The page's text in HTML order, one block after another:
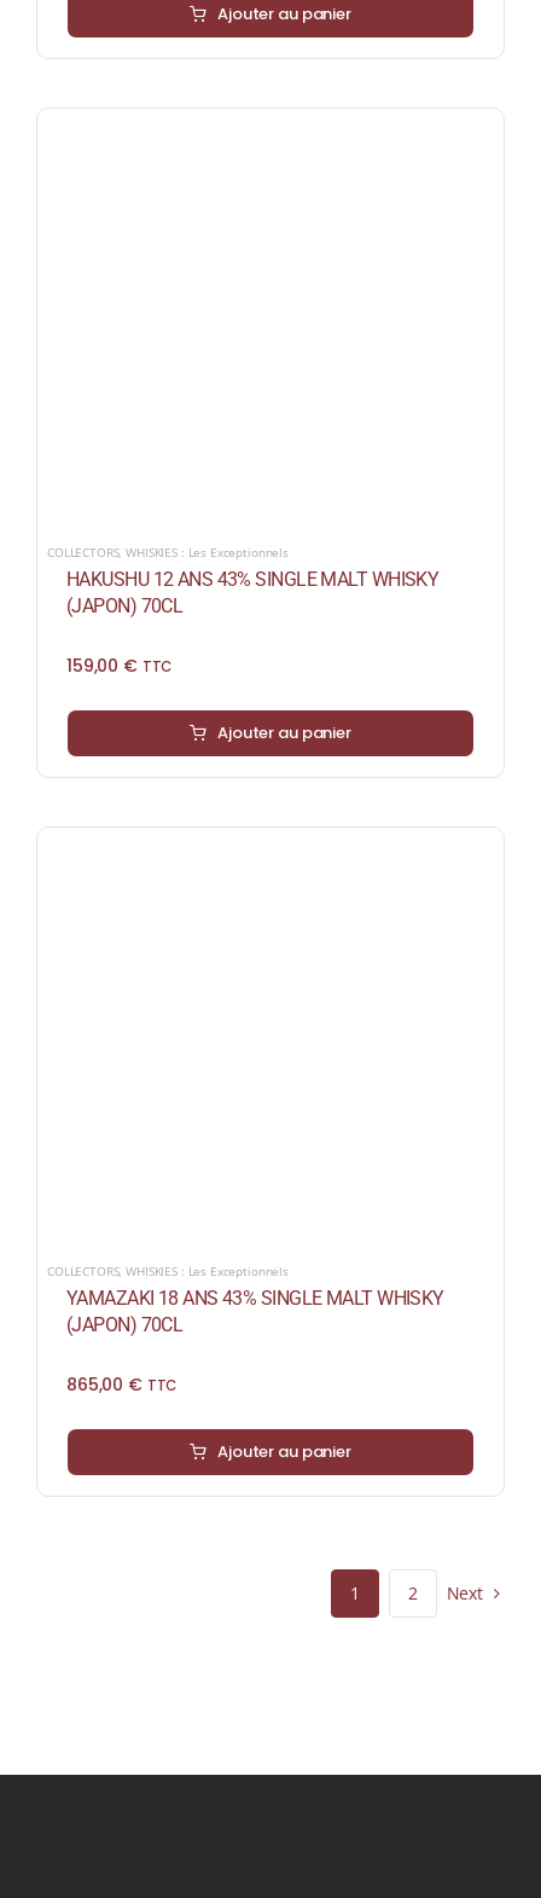
Ajouter au panier
COLLECTORS,WHISKIES : Les Exceptionnels
HAKUSHU 12 ANS 43% SINGLE MALT WHISKY
(JAPON) 70CL
159,00 € TTC
Ajouter au panier
COLLECTORS,WHISKIES : Les Exceptionnels
YAMAZAKI 18 ANS 43% SINGLE MALT WHISKY
(JAPON) 70CL
865,00 € TTC
Ajouter au panier
1 2 Next